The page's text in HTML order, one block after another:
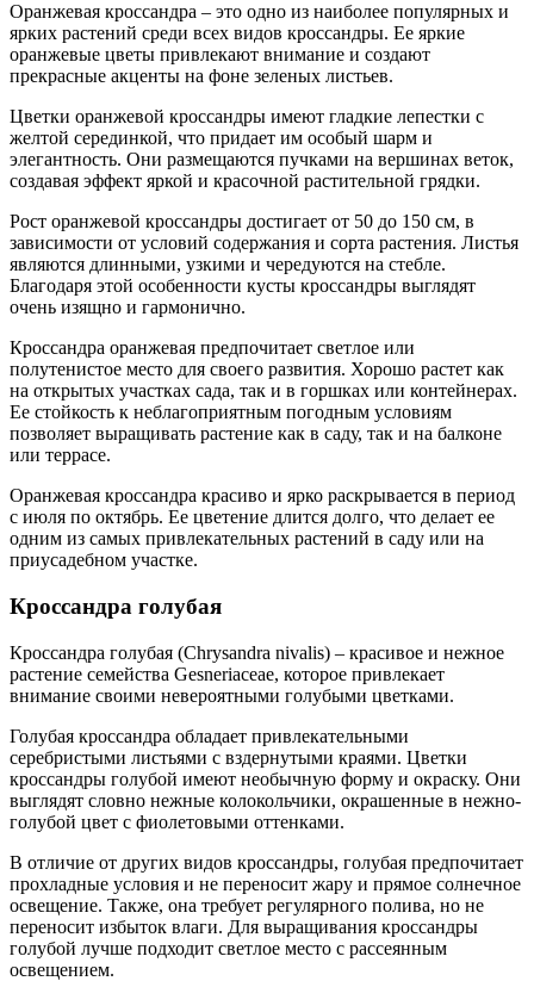
Оранжевая кроссандра – это одно из наиболее популярных и
ярких растений среди всех видов кроссандры. Ее яркие
оранжевые цветы привлекают внимание и создают
прекрасные акценты на фоне зеленых листьев.
Цветки оранжевой кроссандры имеют гладкие лепестки с
желтой серединкой, что придает им особый шарм и
элегантность. Они размещаются пучками на вершинах веток,
создавая эффект яркой и красочной растительной грядки.
Рост оранжевой кроссандры достигает от 50 до 150 см, в
зависимости от условий содержания и сорта растения. Листья
являются длинными, узкими и чередуются на стебле.
Благодаря этой особенности кусты кроссандры выглядят
очень изящно и гармонично.
Кроссандра оранжевая предпочитает светлое или
полутенистое место для своего развития. Хорошо растет как
на открытых участках сада, так и в горшках или контейнерах.
Ее стойкость к неблагоприятным погодным условиям
позволяет выращивать растение как в саду, так и на балконе
или террасе.
Оранжевая кроссандра красиво и ярко раскрывается в период
с июля по октябрь. Ее цветение длится долго, что делает ее
одним из самых привлекательных растений в саду или на
приусадебном участке.
Кроссандра голубая
Кроссандра голубая (Chrysandra nivalis) – красивое и нежное
растение семейства Gesneriaceae, которое привлекает
внимание своими невероятными голубыми цветками.
Голубая кроссандра обладает привлекательными
серебристыми листьями с вздернутыми краями. Цветки
кроссандры голубой имеют необычную форму и окраску. Они
выглядят словно нежные колокольчики, окрашенные в нежно-
голубой цвет с фиолетовыми оттенками.
В отличие от других видов кроссандры, голубая предпочитает
прохладные условия и не переносит жару и прямое солнечное
освещение. Также, она требует регулярного полива, но не
переносит избыток влаги. Для выращивания кроссандры
голубой лучше подходит светлое место с рассеянным
освещением.